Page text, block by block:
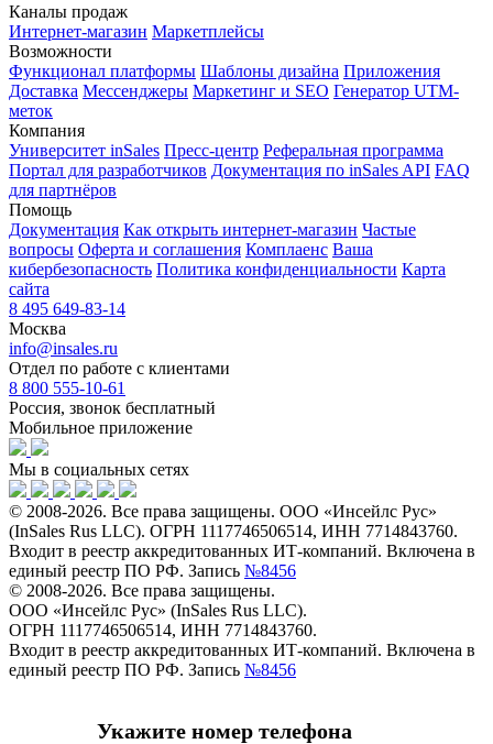
Каналы продаж
Интернет-магазин Маркетплейсы
Возможности
Функционал платформы Шаблоны дизайна Приложения
Доставка Мессенджеры Маркетинг и SEO Генератор UTM-
меток
Компания
Университет inSales Пресс-центр Реферальная программа
Портал для разработчиков Документация по inSales API FAQ
для партнёров
Помощь
Документация Как открыть интернет-магазин Частые
вопросы Оферта и соглашения Комплаенс Ваша
кибербезопасность Политика конфиденциальности Карта
сайта
8 495 649-83-14
Москва
info@insales.ru
Отдел по работе с клиентами
8 800 555-10-61
Россия, звонок бесплатный
Мобильное приложение
Мы в социальных сетях
© 2008-2026. Все права защищены. ООО «Инсейлс Рус»
(InSales Rus LLC). ОГРН 1117746506514, ИНН 7714843760.
Входит в реестр аккредитованных ИТ-компаний. Включена в
единый реестр ПО РФ. Запись №8456
© 2008-2026. Все права защищены.
ООО «Инсейлс Рус» (InSales Rus LLC).
ОГРН 1117746506514, ИНН 7714843760.
Входит в реестр аккредитованных ИТ-компаний. Включена в
единый реестр ПО РФ. Запись №8456
Укажите номер телефона